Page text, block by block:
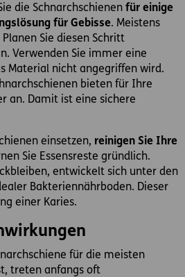
die Schnarchschienen für einige
für Gebisse. Meistens
Sie diesen Schritt
Verwenden Sie immer eine
Material nicht angegriffen wird.
bieten für Ihre
an. Damit ist eine sichere
einsetzen, reinigen Sie Ihre
Sie Essensreste gründlich.
entwickelt sich unter den
Bakteriennährboden. Dieser
einer Karies.
für die meisten
treten anfangs oft